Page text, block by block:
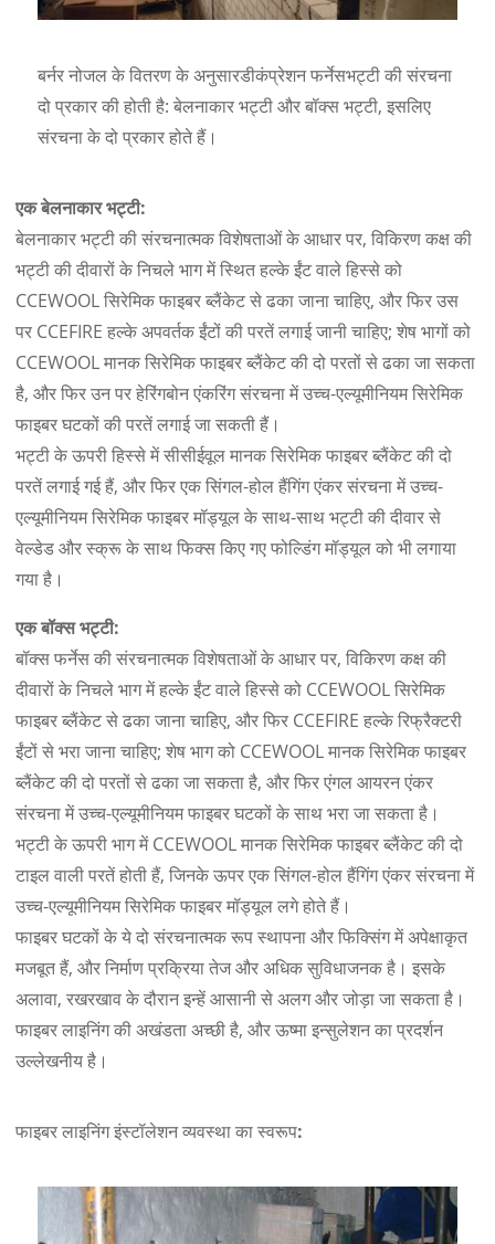
बर्नर नोजल के वितरण के अनुसारडीकंप्रेशन फर्नेसभट्टी की संरचना
दो प्रकार की होती है: बेलनाकार भट्टी और बॉक्स भट्टी, इसलिए
संरचना के दो प्रकार होते हैं।
एक बेलनाकार भट्टी:
बेलनाकार भट्टी की संरचनात्मक विशेषताओं के आधार पर, विकिरण कक्ष की
भट्टी की दीवारों के निचले भाग में स्थित हल्के ईंट वाले हिस्से को
CCEWOOL सिरेमिक फाइबर ब्लैंकेट से ढका जाना चाहिए, और फिर उस
पर CCEFIRE हल्के अपवर्तक ईंटों की परतें लगाई जानी चाहिए; शेष भागों को
CCEWOOL मानक सिरेमिक फाइबर ब्लैंकेट की दो परतों से ढका जा सकता
है, और फिर उन पर हेरिंगबोन एंकरिंग संरचना में उच्च-एल्यूमीनियम सिरेमिक
फाइबर घटकों की परतें लगाई जा सकती हैं।
भट्टी के ऊपरी हिस्से में सीसीईवूल मानक सिरेमिक फाइबर ब्लैंकेट की दो
परतें लगाई गई हैं, और फिर एक सिंगल-होल हैंगिंग एंकर संरचना में उच्च-
एल्यूमीनियम सिरेमिक फाइबर मॉड्यूल के साथ-साथ भट्टी की दीवार से
वेल्डेड और स्क्रू के साथ फिक्स किए गए फोल्डिंग मॉड्यूल को भी लगाया
गया है।
एक बॉक्स भट्टी:
बॉक्स फर्नेस की संरचनात्मक विशेषताओं के आधार पर, विकिरण कक्ष की
दीवारों के निचले भाग में हल्के ईंट वाले हिस्से को CCEWOOL सिरेमिक
फाइबर ब्लैंकेट से ढका जाना चाहिए, और फिर CCEFIRE हल्के रिफ्रैक्टरी
ईंटों से भरा जाना चाहिए; शेष भाग को CCEWOOL मानक सिरेमिक फाइबर
ब्लैंकेट की दो परतों से ढका जा सकता है, और फिर एंगल आयरन एंकर
संरचना में उच्च-एल्यूमीनियम फाइबर घटकों के साथ भरा जा सकता है।
भट्टी के ऊपरी भाग में CCEWOOL मानक सिरेमिक फाइबर ब्लैंकेट की दो
टाइल वाली परतें होती हैं, जिनके ऊपर एक सिंगल-होल हैंगिंग एंकर संरचना में
उच्च-एल्यूमीनियम सिरेमिक फाइबर मॉड्यूल लगे होते हैं।
फाइबर घटकों के ये दो संरचनात्मक रूप स्थापना और फिक्सिंग में अपेक्षाकृत
मजबूत हैं, और निर्माण प्रक्रिया तेज और अधिक सुविधाजनक है। इसके
अलावा, रखरखाव के दौरान इन्हें आसानी से अलग और जोड़ा जा सकता है।
फाइबर लाइनिंग की अखंडता अच्छी है, और ऊष्मा इन्सुलेशन का प्रदर्शन
उल्लेखनीय है।
फाइबर लाइनिंग इंस्टॉलेशन व्यवस्था का स्वरूप: